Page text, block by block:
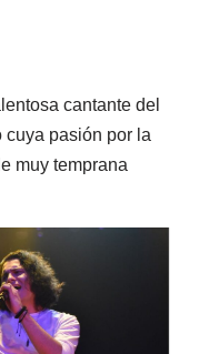
cantante del
pasión por la
muy temprana